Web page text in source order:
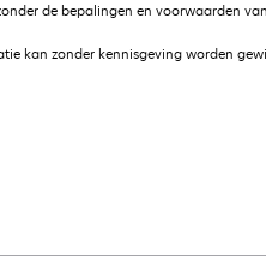
de bepalingen en voorwaarden
kan zonder kennisgeving worden